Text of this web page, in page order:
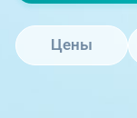
Цены